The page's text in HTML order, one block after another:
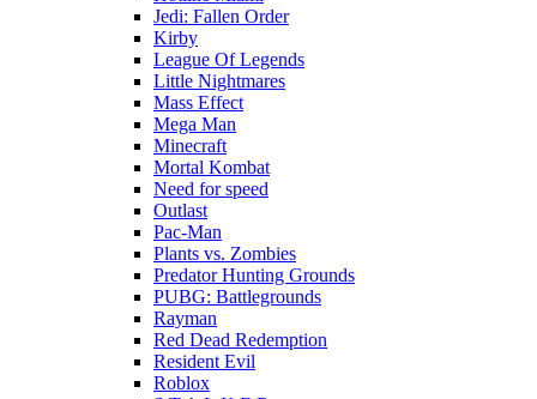
Jedi: Fallen Order
Kirby
League Of Legends
Little Nightmares
Mass Effect
Mega Man
Minecraft
Mortal Kombat
Need for speed
Outlast
Pac-Man
Plants vs. Zombies
Predator Hunting Grounds
PUBG: Battlegrounds
Rayman
Red Dead Redemption
Resident Evil
Roblox